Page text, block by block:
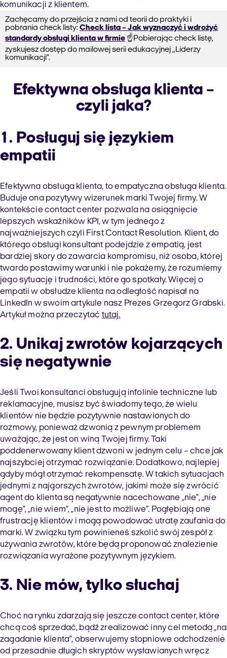
komunikacji z klientem.
Zachęcamy do przejścia z nami od teorii do praktyki i
pobrania check listy:Check lista – Jak wyznaczyć i wdrożyć
standardy obsługi klienta w firmie ☝️Pobierając check listę,
zyskujesz dostęp do mailowej serii edukacyjnej ,,Liderzy
komunikacji”.
Efektywna obsługa klienta –
czyli jaka?
1. Posługuj się językiem
empatii
Efektywna obsługa klienta, to empatyczna obsługa klienta.
Buduje ona pozytywy wizerunek marki Twojej firmy. W
kontekście contact center pozwala na osiągnięcie
lepszych wskaźników KPI, w tym jednego z
najważniejszych czyli First Contact Resolution. Klient, do
którego obsługi konsultant podejdzie z empatią, jest
bardziej skory do zawarcia kompromisu, niż osoba, której
twardo postawimy warunki i nie pokażemy, że rozumiemy
jego sytuację i trudności, które go spotkały. Więcej o
empatii w obsłudze klienta na odległość napisał na
LinkedIn w swoim artykule nasz Prezes Grzegorz Grabski.
Artykuł można przeczytać tutaj.
2. Unikaj zwrotów kojarzących
się negatywnie
Jeśli Twoi konsultanci obsługują infolinie techniczne lub
reklamacyjne, musisz być świadomy tego, że wielu
klientów nie będzie pozytywnie nastawionych do
rozmowy, ponieważ dzwonią z pewnym problemem
uważając, że jest on winą Twojej firmy. Taki
poddenerwowany klient dzwoni w jednym celu – chce jak
najszybciej otrzymać rozwiązanie. Dodatkowo, najlepiej
gdyby mógł otrzymać rekompensatę. W takich sytuacjach
jednymi z najgorszych zwrotów, jakimi może się zwrócić
agent do klienta są negatywnie nacechowane „nie”, „nie
mogę”, „nie wiem”, „nie jest to możliwe”. Pogłębiają one
frustrację klientów i mogą powodować utratę zaufania do
marki. W związku tym powinieneś szkolić swój zespół z
używania zwrotów, które będą proponować znalezienie
rozwiązania wyrażone pozytywnym językiem.
3. Nie mów, tylko słuchaj
Choć na rynku zdarzają się jeszcze contact center, które
chcą coś sprzedać, bądź zrealizować inny cel metodą „na
zagadanie klienta”, obserwujemy stopniowe odchodzenie
od przesadnie długich skryptów wysławianych wręcz